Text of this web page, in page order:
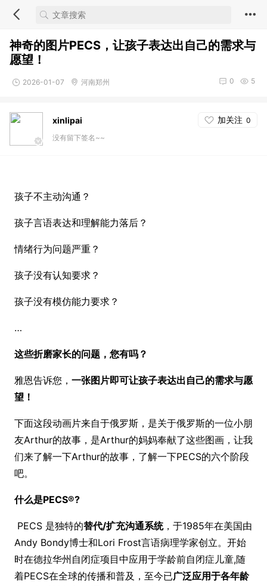
神奇的图片PECS，让孩子表达出自己的需求与
愿望！
2026-01-07 河南郑州 5
0
xinlipai 加关注 0
没有留下签名~~
孩子不主动沟通？
孩子言语表达和理解能力落后？
情绪行为问题严重？
孩子没有认知要求？
孩子没有模仿能力要求？
…
这些折磨家长的问题，您有吗？
雅恩告诉您， 一张图片即可让孩子表达出自己的需求与愿
望！
下面这段动画片来自于俄罗斯，是关于俄罗斯的一位小朋
友Arthur的故事，是Arthur的妈妈奉献了这些图画，让我
们来了解一下Arthur的故事，了解一下PECS的六个阶段
吧。
什么是PECS®?
PECS 是独特的替代/扩充沟通系统，于1985年在美国由
Andy Bondy博士和Lori Frost言语病理学家创立。开始
时在德拉华州自闭症项目中应用于学龄前自闭症儿童,随
着PECS在全球的传播和普及，至今已广泛应用于各年龄